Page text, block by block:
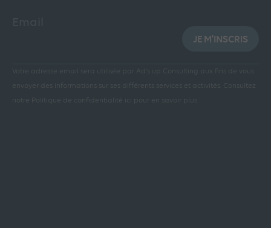
JE M'INSCRIS
Votre adresse email sera utilisée par Ad’s up Consulting aux fins de vous
envoyer des informations sur ses différents services et activités.
Consultez
notre Politique de confidentialité ici pour en savoir plus